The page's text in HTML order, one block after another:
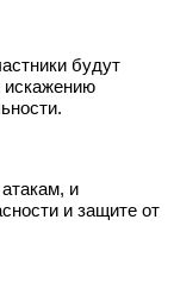
будут
искажению
и
и защите от